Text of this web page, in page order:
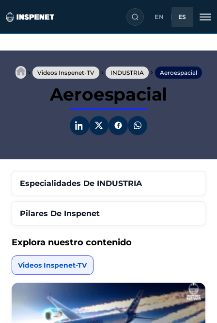
contenido
EN ES
› Videos Inspenet-TV › INDUSTRIA › Aeroespacial
Aeroespacial
Especialidades De INDUSTRIA
Pilares De Inspenet
Explora nuestro contenido
Videos Inspenet-TV